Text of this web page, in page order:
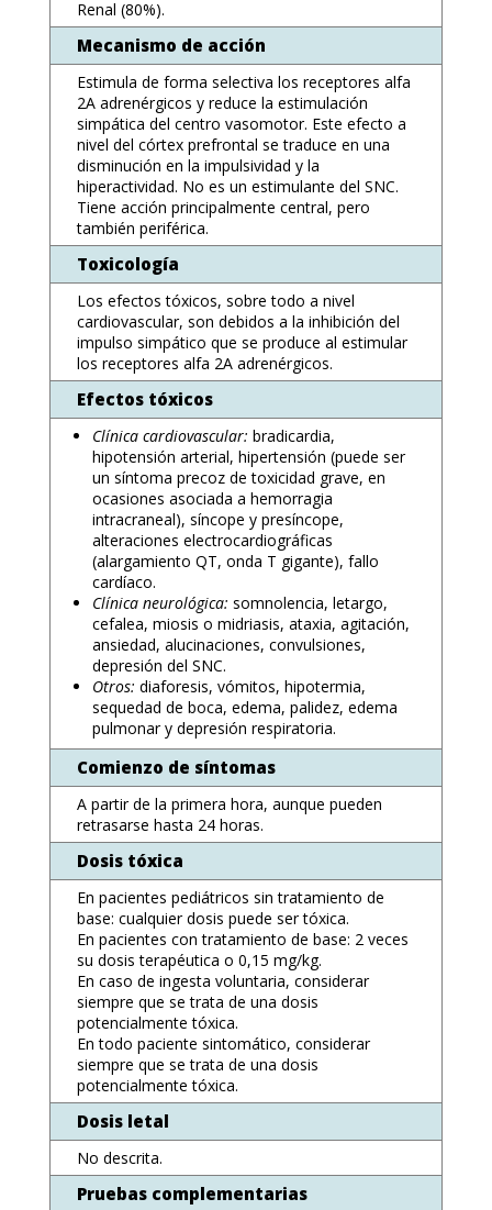
Renal (80%).
Mecanismo de acción
Estimula de forma selectiva los receptores alfa
2A adrenérgicos y reduce la estimulación
simpática del centro vasomotor. Este efecto a
nivel del córtex prefrontal se traduce en una
disminución en la impulsividad y la
hiperactividad. No es un estimulante del SNC.
Tiene acción principalmente central, pero
también periférica.
Toxicología
Los efectos tóxicos, sobre todo a nivel
cardiovascular, son debidos a la inhibición del
impulso simpático que se produce al estimular
los receptores alfa 2A adrenérgicos.
Efectos tóxicos
Clínica cardiovascular: bradicardia,
hipotensión arterial, hipertensión (puede ser
un síntoma precoz de toxicidad grave, en
ocasiones asociada a hemorragia
intracraneal), síncope y presíncope,
alteraciones electrocardiográficas
(alargamiento QT, onda T gigante), fallo
cardíaco.
Clínica neurológica: somnolencia, letargo,
cefalea, miosis o midriasis, ataxia, agitación,
ansiedad, alucinaciones, convulsiones,
depresión del SNC.
Otros: diaforesis, vómitos, hipotermia,
sequedad de boca, edema, palidez, edema
pulmonar y depresión respiratoria.
Comienzo de síntomas
A partir de la primera hora, aunque pueden
retrasarse hasta 24 horas.
Dosis tóxica
En pacientes pediátricos sin tratamiento de
base: cualquier dosis puede ser tóxica.
En pacientes con tratamiento de base: 2 veces
su dosis terapéutica o 0,15 mg/kg.
En caso de ingesta voluntaria, considerar
siempre que se trata de una dosis
potencialmente tóxica.
En todo paciente sintomático, considerar
siempre que se trata de una dosis
potencialmente tóxica.
Dosis letal
No descrita.
Pruebas complementarias